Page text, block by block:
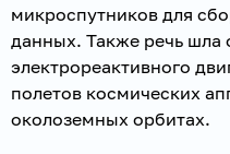
микроспутников для
данных. Также речь шла
электрореактивного
полетов космических
околоземных орбитах.